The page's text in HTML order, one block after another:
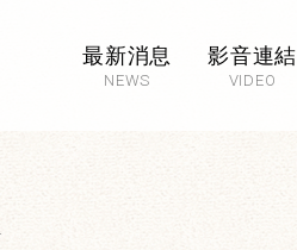
最新消息
NEWS
影音連結
VIDEO